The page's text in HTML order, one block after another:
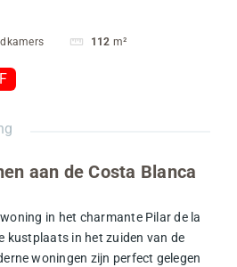
112 m²
aan de Costa Blanca
in het charmante Pilar de la
kustplaats in het zuiden van de
woningen zijn perfect gelegen